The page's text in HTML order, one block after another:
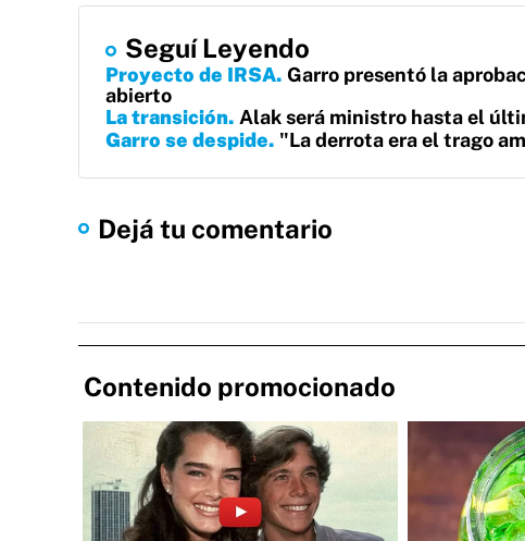
Seguí Leyendo
Proyecto de IRSA Garro presentó la
abierto
La transición Alak será ministro hasta el
Garro se despide "La derrota era el trago
Dejá tu comentario